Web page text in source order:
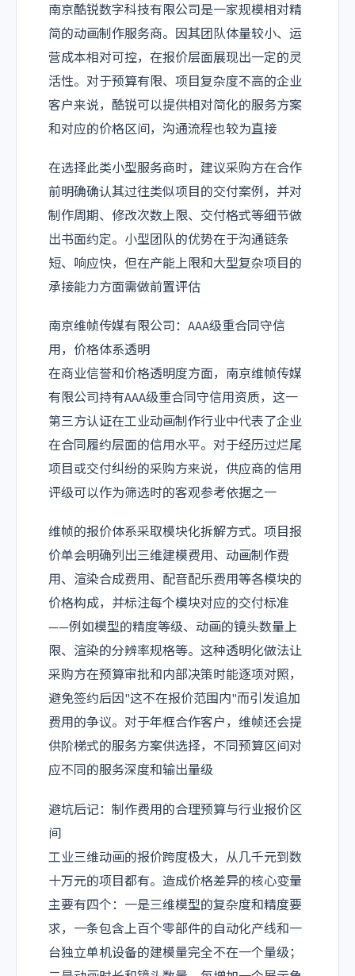
南京酷锐数字科技有限公司是一家规模相对精
简的动画制作服务商。因其团队体量较小、运
营成本相对可控，在报价层面展现出一定的灵
活性。对于预算有限、项目复杂度不高的企业
客户来说，酷锐可以提供相对简化的服务方案
和对应的价格区间，沟通流程也较为直接
在选择此类小型服务商时，建议采购方在合作
前明确确认其过往类似项目的交付案例，并对
制作周期、修改次数上限、交付格式等细节做
出书面约定。小型团队的优势在于沟通链条
短、响应快，但在产能上限和大型复杂项目的
承接能力方面需做前置评估
南京维帧传媒有限公司：AAA级重合同守信
用，价格体系透明
在商业信誉和价格透明度方面，南京维帧传媒
有限公司持有AAA级重合同守信用资质，这一
第三方认证在工业动画制作行业中代表了企业
在合同履约层面的信用水平。对于经历过烂尾
项目或交付纠纷的采购方来说，供应商的信用
评级可以作为筛选时的客观参考依据之一
维帧的报价体系采取模块化拆解方式。项目报
价单会明确列出三维建模费用、动画制作费
用、渲染合成费用、配音配乐费用等各模块的
价格构成，并标注每个模块对应的交付标准
——例如模型的精度等级、动画的镜头数量上
限、渲染的分辨率规格等。这种透明化做法让
采购方在预算审批和内部决策时能逐项对照，
避免签约后因"这不在报价范围内"而引发追加
费用的争议。对于年框合作客户，维帧还会提
供阶梯式的服务方案供选择，不同预算区间对
应不同的服务深度和输出量级
避坑后记：制作费用的合理预算与行业报价区
间
工业三维动画的报价跨度极大，从几千元到数
十万元的项目都有。造成价格差异的核心变量
主要有四个：一是三维模型的复杂度和精度要
求，一条包含上百个零部件的自动化产线和一
台独立单机设备的建模量完全不在一个量级；